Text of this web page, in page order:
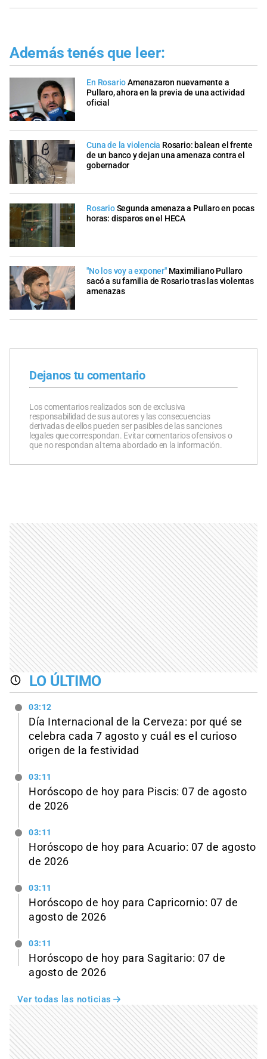
Además tenés que leer:
En RosarioAmenazaron nuevamente a
Pullaro, ahora en la previa de una actividad
oficial
Cuna de la violencia Rosario: balea n el frente
de un banco y dejan una amenaza contra el
gobernador
RosarioSegunda amenaza a Pullaro en pocas
horas: disparos en el HECA
"No los voy a exponer" Maximiliano Pullaro
sacó a su familia de Rosario tras las violentas
amenazas
Dejanos tu comentario
Los comentarios realizados son de exclusiva
responsabilidad de sus autores y las consecuencias
derivadas de ellos pueden ser pasibles de las sanciones
legales que correspondan. Evitar comentarios ofensivos o
que no respondan al tema abordado en la información.
LO ÚLTIMO
03:12
Día Internacional de la Cerveza: por qué se
celebra cada 7 agosto y cuál es el curioso
origen de la festividad
03:11
Horóscopo de hoy para Piscis: 07 de agosto
de 2026
03:11
Horóscopo de hoy para Acuario: 07 de agosto
de 2026
03:11
Horóscopo de hoy para Capricornio: 07 de
agosto de 2026
03:11
Horóscopo de hoy para Sagitario: 07 de
agosto de 2026
Ver todas las noticias